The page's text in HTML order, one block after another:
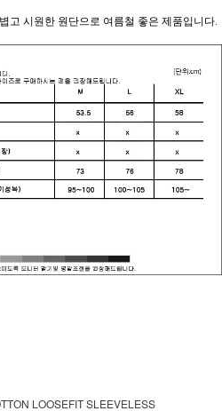
고 시원한 원단으로 여름철 좋은 제품입니다.
LOOSEFIT SLEEVELESS